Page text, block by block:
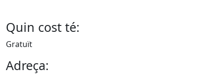
Quin cost té:
Gratuït
Adreça: